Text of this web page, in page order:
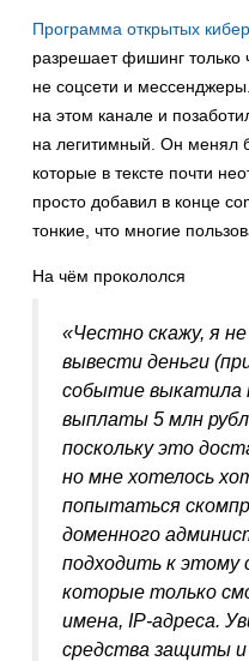
Программа открытых
разрешает фишинг только
не соцсети и
на этом канале и
на легитимный. Он менял
которые в тексте почти
просто добавил в конце
тонкие, что многие
На чём прокололся
«Честно скажу, я
вывести деньги
событие выкатила
выплаты 5 млн
поскольку это
но мне хотелось
попытаться
доменного
подходить к этому
которые только
имена, IP-адреса.
средства защиты